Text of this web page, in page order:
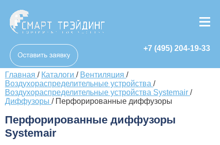
+7 (495) 204-19-33
Главная / Каталоги / Вентиляция /
Воздухораспределительные устройства /
Воздухораспределительные устройства Systemair /
Диффузоры / Перфорированные диффузоры
Перфорированные диффузоры
Systemair